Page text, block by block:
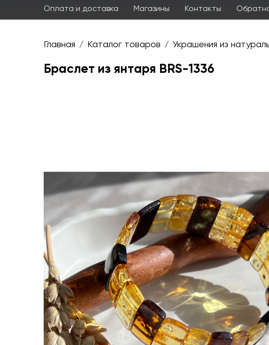
Оплата и доставка Магазины Контакты
Главная / Каталог товаров / Украшения из
Браслет из янтаря BRS-1336